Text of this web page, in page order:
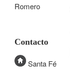
Romero
Contacto
Santa Fé